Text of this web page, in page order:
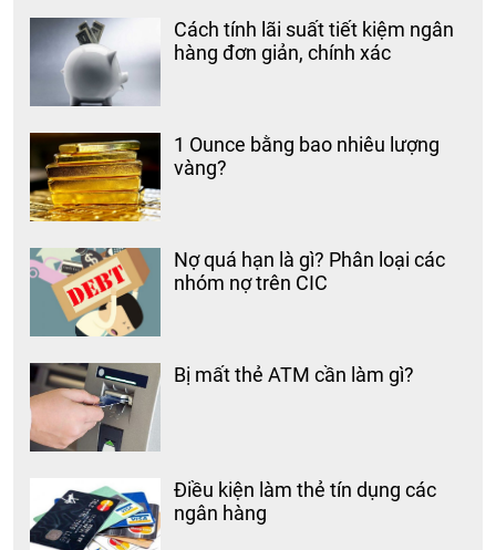
Cách tính lãi suất tiết kiệm ngân
hàng đơn giản, chính xác
1 Ounce bằng bao nhiêu lượng
vàng?
Nợ quá hạn là gì? Phân loại các
nhóm nợ trên CIC
Bị mất thẻ ATM cần làm gì?
Điều kiện làm thẻ tín dụng các
ngân hàng